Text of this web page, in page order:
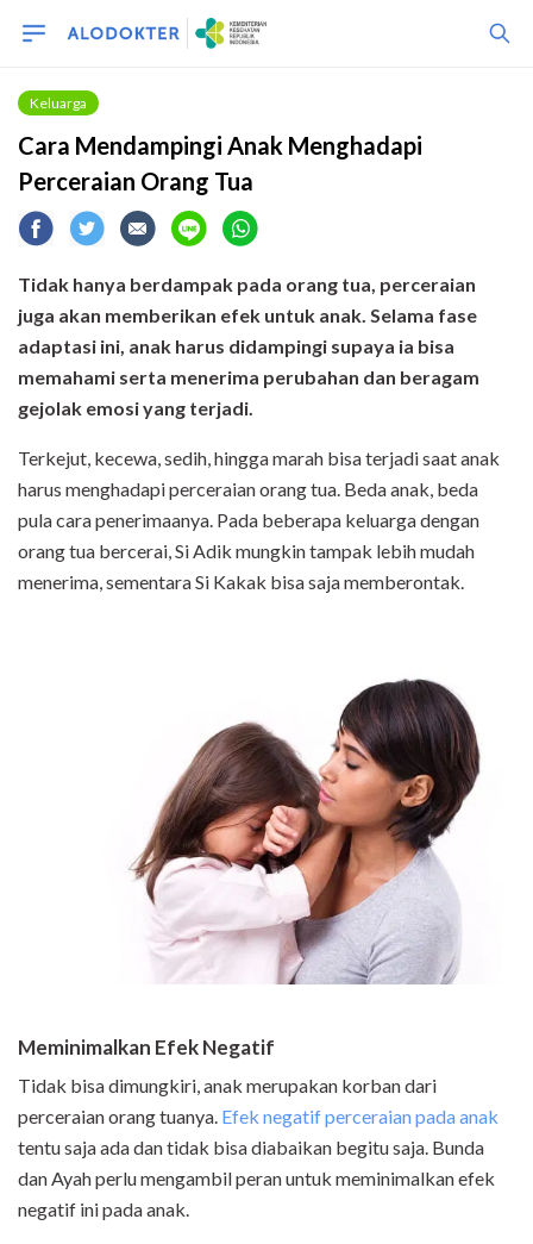
Keluarga
Cara Mendampingi Anak Menghadapi
Perceraian Orang Tua
Tidak hanya berdampak pada orang tua, perceraian
juga akan memberikan efek untuk anak. Selama fase
adaptasi ini, anak harus didampingi supaya ia bisa
memahami serta menerima perubahan dan beragam
gejolak emosi yang terjadi.
Terkejut, kecewa, sedih, hingga marah bisa terjadi saat anak
harus menghadapi perceraian orang tua. Beda anak, beda
pula cara penerimaanya. Pada beberapa keluarga dengan
orang tua bercerai, Si Adik mungkin tampak lebih mudah
menerima, sementara Si Kakak bisa saja memberontak.
Meminimalkan Efek Negatif
Tidak bisa dimungkiri, anak merupakan korban dari
perceraian orang tuanya. Efek negatif perceraian pada anak
tentu saja ada dan tidak bisa diabaikan begitu saja. Bunda
dan Ayah perlu mengambil peran untuk meminimalkan efek
negatif ini pada anak.